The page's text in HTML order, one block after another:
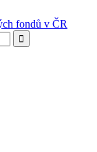
fondů v ČR